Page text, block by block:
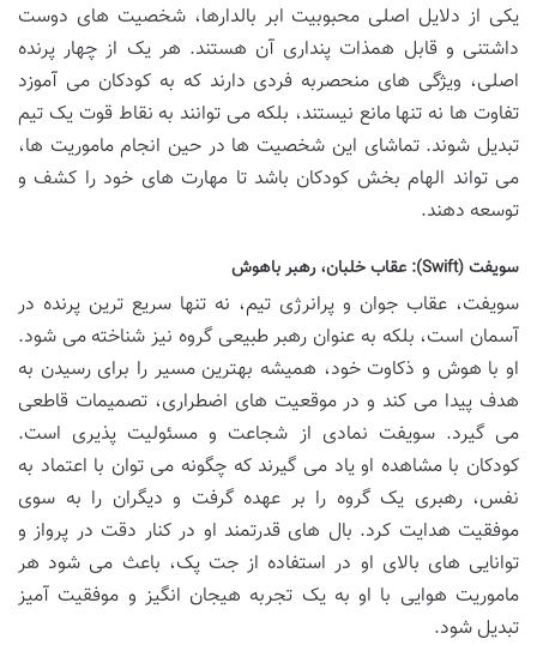
یکی از دلایل اصلی محبوبیت ابر بالدارها، شخصیت های دوست
داشتنی و قابل همذات پنداری آن هستند. هر یک از چهار پرنده
اصلی، ویژگی های منحصربه فردی دارند که به کودکان می آموزد
تفاوت ها نه تنها مانع نیستند، بلکه می توانند به نقاط قوت یک تیم
تبدیل شوند. تماشای این شخصیت ها در حین انجام ماموریت ها،
می تواند الهام بخش کودکان باشد تا مهارت های خود را کشف و
توسعه دهند.
سویفت (Swift): عقاب خلبان، رهبر باهوش
سویفت، عقاب جوان و پرانرژی تیم، نه تنها سریع ترین پرنده در
آسمان است، بلکه به عنوان رهبر طبیعی گروه نیز شناخته می شود.
او با هوش و ذکاوت خود، همیشه بهترین مسیر را برای رسیدن به
هدف پیدا می کند و در موقعیت های اضطراری، تصمیمات قاطعی
می گیرد. سویفت نمادی از شجاعت و مسئولیت پذیری است.
کودکان با مشاهده او یاد می گیرند که چگونه می توان با اعتماد به
نفس، رهبری یک گروه را بر عهده گرفت و دیگران را به سوی
موفقیت هدایت کرد. بال های قدرتمند او در کنار دقت در پرواز و
توانایی های بالای او در استفاده از جت پک، باعث می شود هر
ماموریت هوایی با او به یک تجربه هیجان انگیز و موفقیت آمیز
تبدیل شود.